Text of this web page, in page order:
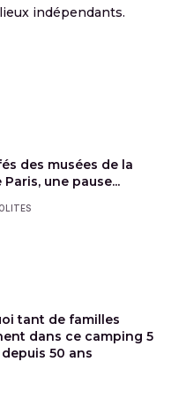
indépendants.
des musées de la
Paris, une pause...
tant de familles
dans ce camping 5
50 ans